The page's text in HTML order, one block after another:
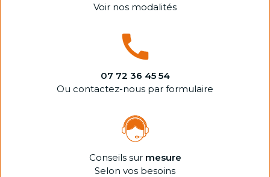
Voir nos modalités
07 72 36 45 54
Ou contactez-nous par formulaire
Conseils sur mesure
Selon vos besoins